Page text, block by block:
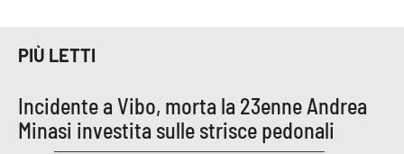
STREAMING
LaC Network
PIÙ LETTI
Incidente a Vibo, morta la 23enne Andrea
Minasi investita sulle strisce pedonali